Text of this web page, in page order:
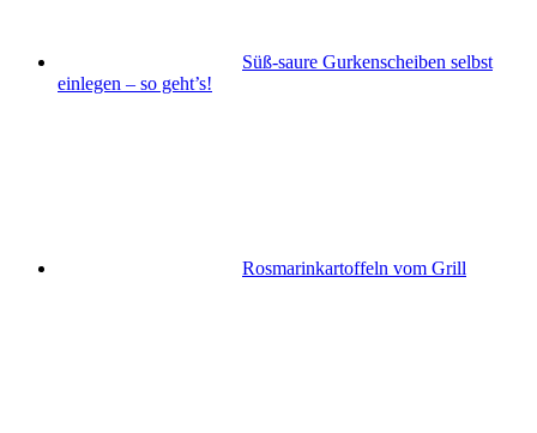
Süß-saure Gurkenscheiben selbst
einlegen – so geht’s!
Rosmarinkartoffeln vom Grill